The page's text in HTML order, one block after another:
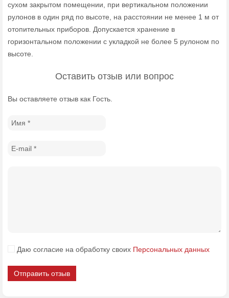
сухом закрытом помещении, при вертикальном положении
рулонов в один ряд по высоте, на расстоянии не менее 1 м от
отопительных приборов. Допускается хранение в
горизонтальном положении с укладкой не более 5 рулоном по
высоте.
Оставить отзыв или вопрос
Вы оставляете отзыв как Гость.
Даю согласие на обработку своих Персональных данных
Отправить отзыв